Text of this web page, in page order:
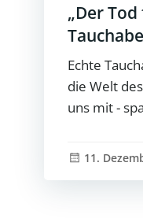
„Der
Echte
die Welt
uns mit -
11.